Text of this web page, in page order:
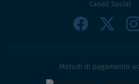
Canali Social
Metodi di pagamento